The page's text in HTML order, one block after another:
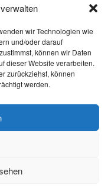
wir Technologien wie
und/oder darauf
können wir Daten
dieser Website verarbeiten.
zurückziehst, können
werden.
crosswordsolver.com